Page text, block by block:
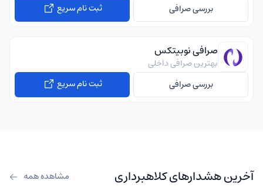
بررسی صرافی
ثبت نام سریع
صرافی نوبیتکس
بهترین صرافی داخلی
بررسی صرافی
ثبت نام سریع
آخرین هشدارهای کلاهبرداری مشاهده همه